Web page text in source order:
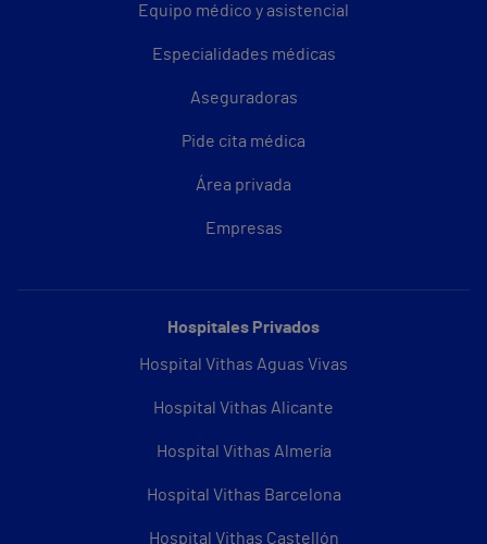
Equipo médico y asistencial
Especialidades médicas
Aseguradoras
Pide cita médica
Área privada
Empresas
Hospitales Privados
Hospital Vithas Aguas Vivas
Hospital Vithas Alicante
Hospital Vithas Almería
Hospital Vithas Barcelona
Hospital Vithas Castellón